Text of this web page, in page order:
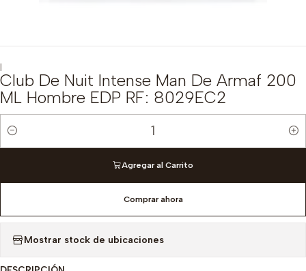
|
Club De Nuit Intense Man De Armaf 200
ML Hombre EDP RF: 8029EC2
Cantidad
Agregar al Carrito
Comprar ahora
Mostrar stock de ubicaciones